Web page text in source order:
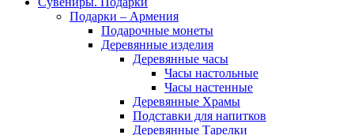
Подарки – Армения
Подарочные монеты
Деревянные изделия
Деревянные часы
Часы настольные
Часы настенные
Деревянные Храмы
Подставки для напитков
Деревянные Тарелки